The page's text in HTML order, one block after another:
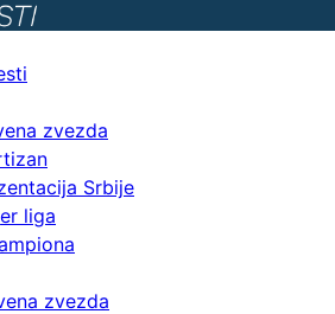
zvezda
Srbije
liga
zvezda